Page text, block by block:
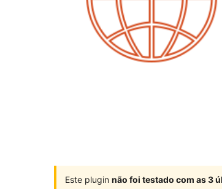
Este plugin não foi testado com as 3